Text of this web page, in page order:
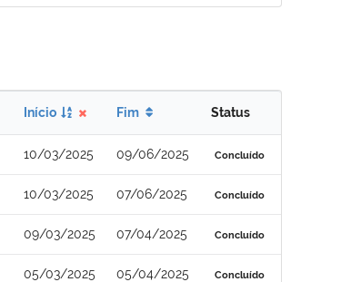
Início Fim Status
10/03/2025 09/06/2025 Concluído
10/03/2025 07/06/2025 Concluído
09/03/2025 07/04/2025 Concluído
05/03/2025 05/04/2025 Concluído